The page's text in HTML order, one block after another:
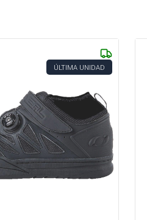
ÚLTIMA UNIDAD